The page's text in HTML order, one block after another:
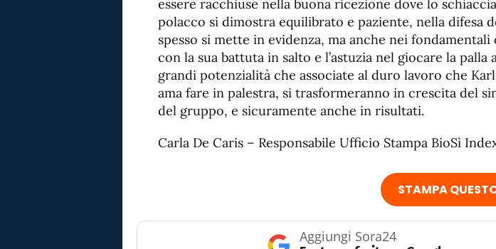
essere racchiuse nella buona ricezione dove lo
polacco si dimostra equilibrato e paziente, nella difesa
spesso si mette in evidenza, ma anche nei fondamentali
con la sua battuta in salto e l’astuzia nel giocare la palla
grandi potenzialità che associate al duro lavoro che
ama fare in palestra, si trasformeranno in crescita del
del gruppo, e sicuramente anche in risultati.
Carla De Caris – Responsabile Ufficio Stampa BioSì
STAMPA
Aggiungi Sora24